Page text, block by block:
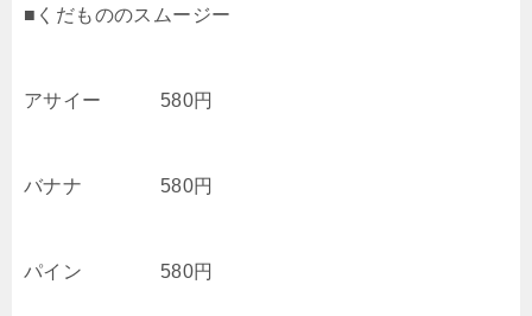
■くだもののスムージー
アサイー 580円
バナナ 580円
パイン 580円